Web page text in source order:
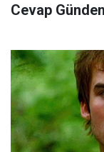
Cevap